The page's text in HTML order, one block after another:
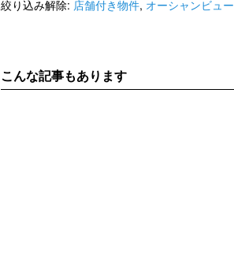
絞り込み解除: 店舗付き物件, オーシャンビュー
こんな記事もあります